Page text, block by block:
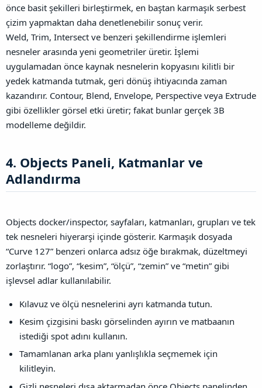
önce basit şekilleri birleştirmek, en baştan karmaşık serbest
çizim yapmaktan daha denetlenebilir sonuç verir.
Weld, Trim, Intersect ve benzeri şekillendirme işlemleri
nesneler arasında yeni geometriler üretir. İşlemi
uygulamadan önce kaynak nesnelerin kopyasını kilitli bir
yedek katmanda tutmak, geri dönüş ihtiyacında zaman
kazandırır. Contour, Blend, Envelope, Perspective veya Extrude
gibi özellikler görsel etki üretir; fakat bunlar gerçek 3B
modelleme değildir.
4. Objects Paneli, Katmanlar ve
Adlandırma​
Objects docker/inspector, sayfaları, katmanları, grupları ve tek
tek nesneleri hiyerarşi içinde gösterir. Karmaşık dosyada
“Curve 127” benzeri onlarca adsız öğe bırakmak, düzeltmeyi
zorlaştırır. “logo”, “kesim”, “ölçü”, “zemin” ve “metin” gibi
işlevsel adlar kullanılabilir.
Kılavuz ve ölçü nesnelerini ayrı katmanda tutun.
Kesim çizgisini baskı görselinden ayırın ve matbaanın
istediği spot adını kullanın.
Tamamlanan arka planı yanlışlıkla seçmemek için
kilitleyin.